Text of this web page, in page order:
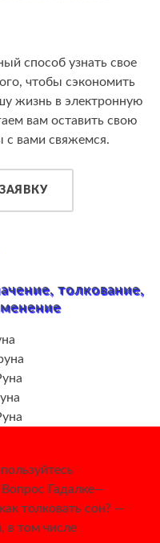
способ узнать свое
чтобы сэкономить
жизнь в электронную
вам оставить свою
с вами свяжемся.
толкование,
Гадалке—
толковать сон? —
в том числе